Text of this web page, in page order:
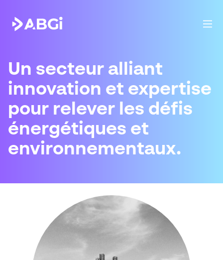
Un secteur alliant
innovation et expertise
pour relever les défis
énergétiques et
environnementaux.